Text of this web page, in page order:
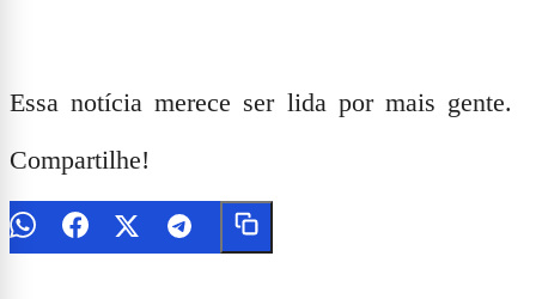
Essa notícia merece ser lida por mais gente.
Compartilhe!